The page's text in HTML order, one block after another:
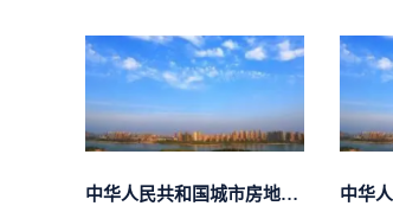
中华人民共和国城市房地产管理法 中华